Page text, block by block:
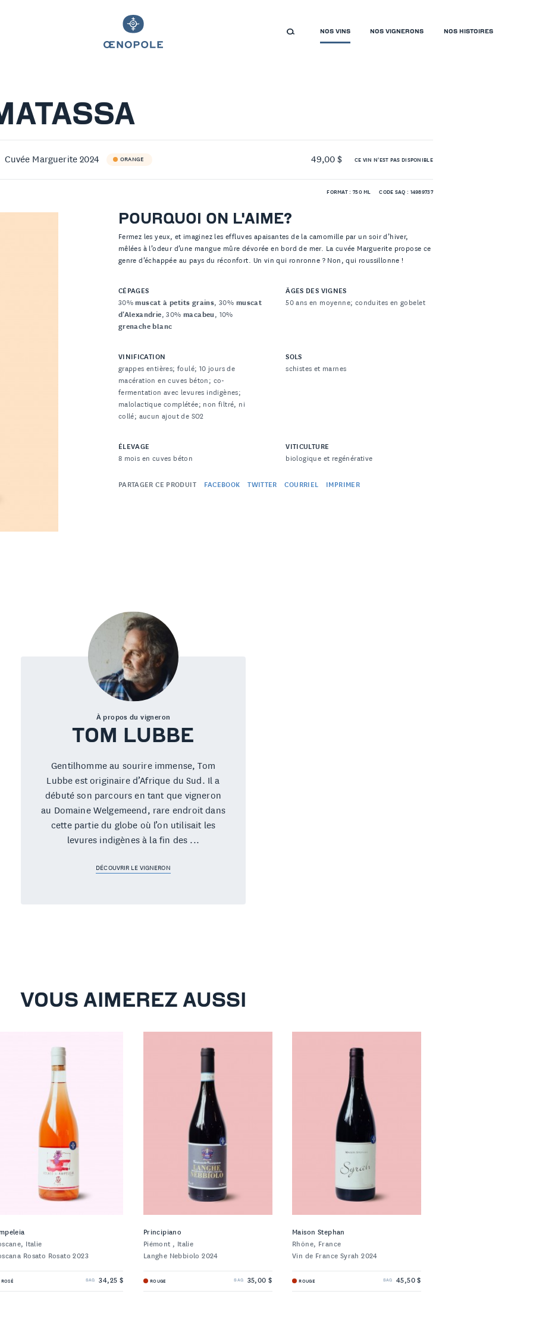
NOS VINS NOS VIGNERONS NOS HISTOIRES
Cuvée Marguerite 2024 ORANGE 49,00 $ CE VIN N'EST PAS DISPONIBLE
FORMAT : 750 ML CODE SAQ : 14989737
POURQUOI ON L'AIME?
Fermez les yeux, et imaginez les effluves apaisantes de la camomille par un soir d’hiver,
mêlées à l’odeur d’une mangue mûre dévorée en bord de mer. La cuvée Marguerite propose ce
genre d’échappée au pays du réconfort. Un vin qui ronronne ? Non, qui roussillonne !
CÉPAGES
30%muscat à petits grains, 30% muscat
d'Alexandrie, 30%macabeu , 10%
grenache blanc
ÂGES DES VIGNES
50 ans en moyenne; conduites en gobelet
VINIFICATION
grappes entières; foulé; 10 jours de
macération en cuves béton; co-
fermentation avec levures indigènes;
malolactique complétée; non filtré, ni
collé; aucun ajout de SO2
SOLS
schistes et marnes
ÉLEVAGE
8 mois en cuves béton
VITICULTURE
biologique et regénérative
PARTAGER CE PRODUIT FACEBOOK TWITTER COURRIEL IMPRIMER
À propos du vigneron
TOM LUBBE
Gentilhomme au sourire immense, Tom
Lubbe est originaire d’Afrique du Sud. Il a
débuté son parcours en tant que vigneron
au Domaine Welgemeend, rare endroit dans
cette partie du globe où l’on utilisait les
levures indigènes à la fin des ...
DÉCOUVRIR LE VIGNERON
VOUS AIMEREZ AUSSI
Italie
Rosato Rosato 2023
ROSÉ SAQ 34,25 $
Principiano
Piémont , Italie
Langhe Nebbiolo 2024
ROUGE SAQ 35,00 $
Maison Stephan
Rhône, France
Vin de France Syrah 2024
ROUGE SAQ 45,50 $